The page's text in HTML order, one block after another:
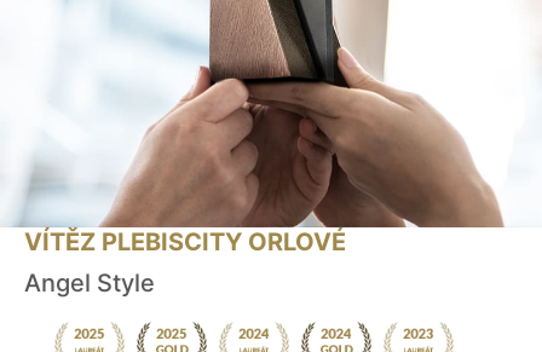
VÍTĚZ PLEBISCITY ORLOVÉ
Angel Style